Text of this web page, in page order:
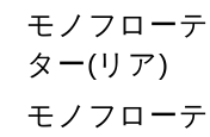
モノフロー
ター(リア)
モノフロー